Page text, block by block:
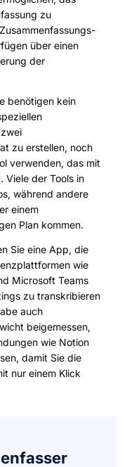
zu
über einen
der
benötigen kein
zu erstellen, noch
verwenden, das mit
Viele der Tools in
während andere
einem
Plan kommen.
Sie eine App, die
wie
Microsoft Teams
zu transkribieren
auch
beigemessen,
wie Notion
damit Sie die
nur einem Klick